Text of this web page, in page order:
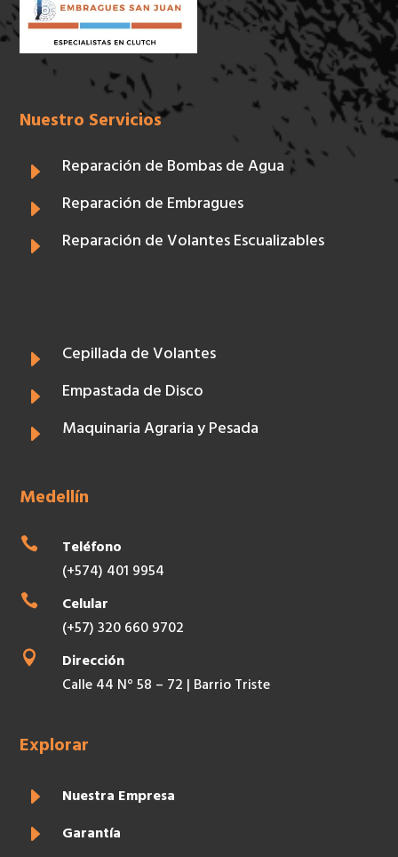
Nuestro Servicios
E Reparación de Bombas de Agua
E Reparación de Embragues
E Reparación de Volantes Escualizables
E Cepillada de Volantes
E Empastada de Disco
E Maquinaria Agraria y Pesada
Medellín

Teléfono
(+574) 401 9954

Celular
(+57) 320 660 9702

Dirección
Calle 44 N° 58 – 72 | Barrio Triste
Explorar
E Nuestra Empresa
E Garantía